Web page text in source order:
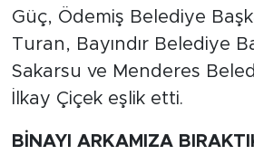
Güç, Ödemiş Belediye
Turan, Bayındır Belediye
Sakarsu ve Menderes
İlkay Çiçek eşlik etti.
BİNAYI ARKAMIZA